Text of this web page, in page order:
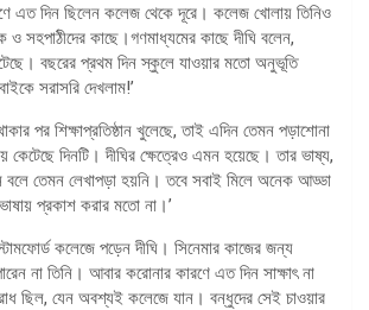
এত দিন ছিলেন কলেজ থেকে দূরে। কলেজ খোলায় তিনিও
ও সহপাঠীদের কাছে।গণমাধ্যমের কাছে দীঘি বলেন,
বছরের প্রথম দিন স্কুলে যাওয়ার মতো অনুভূতি
সরাসরি দেখলাম!’
পর শিক্ষাপ্রতিষ্ঠান খুলেছে, তাই এদিন তেমন পড়াশোনা
কেটেছে দিনটি। দীঘির ক্ষেত্রেও এমন হয়েছে। তার ভাষ্য,
তেমন লেখাপড়া হয়নি। তবে সবাই মিলে অনেক আড্ডা
প্রকাশ করার মতো না।’
কলেজে পড়েন দীঘি। সিনেমার কাজের জন্য
না তিনি। আবার করোনার কারণে এত দিন সাক্ষাৎ না
ছিল, যেন অবশ্যই কলেজে যান। বন্ধুদের সেই চাওয়ার